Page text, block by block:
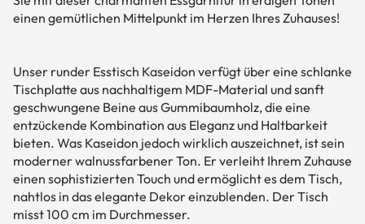
einen gemütlichen Mittelpunkt im Herzen Ihres Zuhauses!
Unser runder Esstisch Kaseidon verfügt über eine schlanke
Tischplatte aus nachhaltigem MDF-Material und sanft
geschwungene Beine aus Gummibaumholz, die eine
entzückende Kombination aus Eleganz und Haltbarkeit
bieten. Was Kaseidon jedoch wirklich auszeichnet, ist sein
moderner walnussfarbener Ton. Er verleiht Ihrem Zuhause
einen sophistizierten Touch und ermöglicht es dem Tisch,
nahtlos in das elegante Dekor einzublenden. Der Tisch
misst 100 cm im Durchmesser.